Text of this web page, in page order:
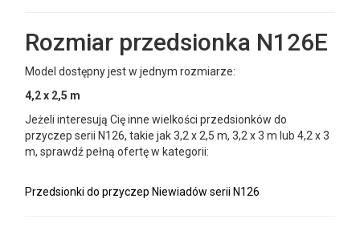
Rozmiar przedsionka N126E
Model dostępny jest w jednym rozmiarze:
4,2 x 2,5 m
Jeżeli interesują Cię inne wielkości przedsionków do
przyczep serii N126, takie jak 3,2 x 2,5 m, 3,2 x 3 m lub 4,2 x 3
m, sprawdź pełną ofertę w kategorii:
Przedsionki do przyczep Niewiadów serii N126